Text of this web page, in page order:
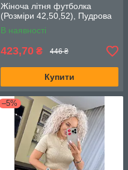
Жіноча літня футболка
(Розміри 42,50,52), Пудрова
В наявності
423,70 ₴ 446 ₴
Купити
–5%